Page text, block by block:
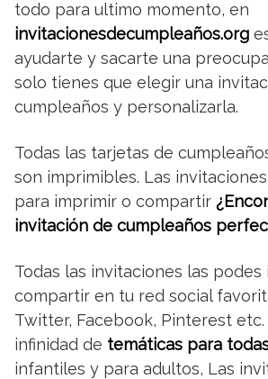
todo para ultimo momento, en
invitacionesdecumpleaños.org
ayudarte y sacarte una
solo tienes que elegir una
cumpleaños y personalizarla.
Todas las tarjetas de
son imprimibles. Las
para imprimir o compartir
invitación de cumpleaños
Todas las invitaciones las podes
compartir en tu red social
Twitter, Facebook, Pinterest etc.
infinidad de temáticas para
infantiles y para adultos, Las